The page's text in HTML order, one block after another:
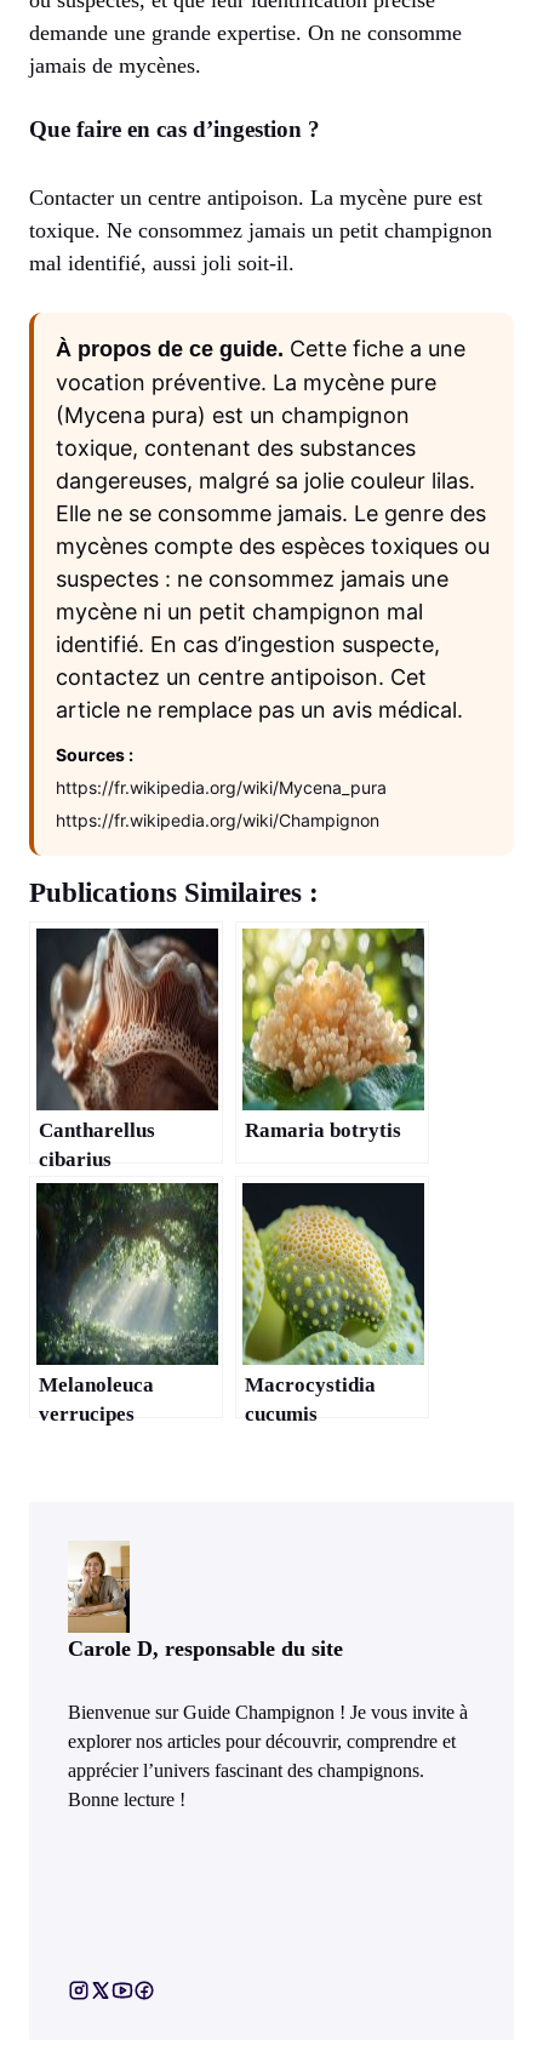
demande une grande expertise. On ne consomme
jamais de mycènes.
Que faire en cas d’ingestion ?
Contacter un centre antipoison. La mycène pure est
toxique. Ne consommez jamais un petit champignon
mal identifié, aussi joli soit-il.
À propos de ce guide. Cette fiche a une
vocation préventive. La mycène pure
(Mycena pura) est un champignon
toxique, contenant des substances
dangereuses, malgré sa jolie couleur lilas.
Elle ne se consomme jamais. Le genre des
mycènes compte des espèces toxiques ou
suspectes : ne consommez jamais une
mycène ni un petit champignon mal
identifié. En cas d’ingestion suspecte,
contactez un centre antipoison. Cet
article ne remplace pas un avis médical.
Sources :
https://fr.wikipedia.org/wiki/Mycena_pura
https://fr.wikipedia.org/wiki/Champignon
Publications Similaires :
Cantharellus
cibarius
Ramaria botrytis
Melanoleuca
verrucipes
Macrocystidia
cucumis
Carole D, responsable du site
Bienvenue sur Guide Champignon ! Je vous invite à
explorer nos articles pour découvrir, comprendre et
apprécier l’univers fascinant des champignons.
Bonne lecture !